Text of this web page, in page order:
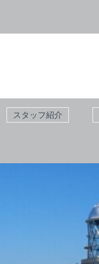
スタッフ紹介